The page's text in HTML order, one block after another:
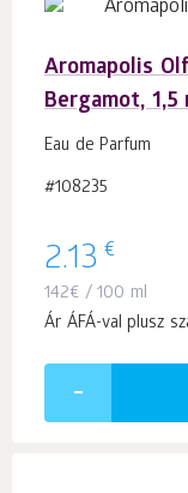
Aromapolis
Bergamot, 1,5
Eau de Parfum
#108235
2.13 €
142€ / 100 ml
Ár ÁFÁ-val plusz